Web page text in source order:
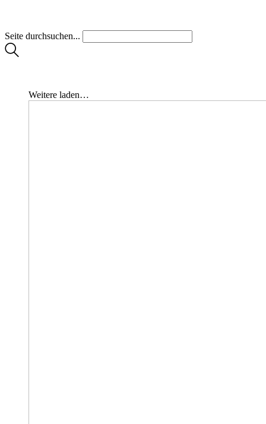
Seite durchsuchen...
Weitere laden…